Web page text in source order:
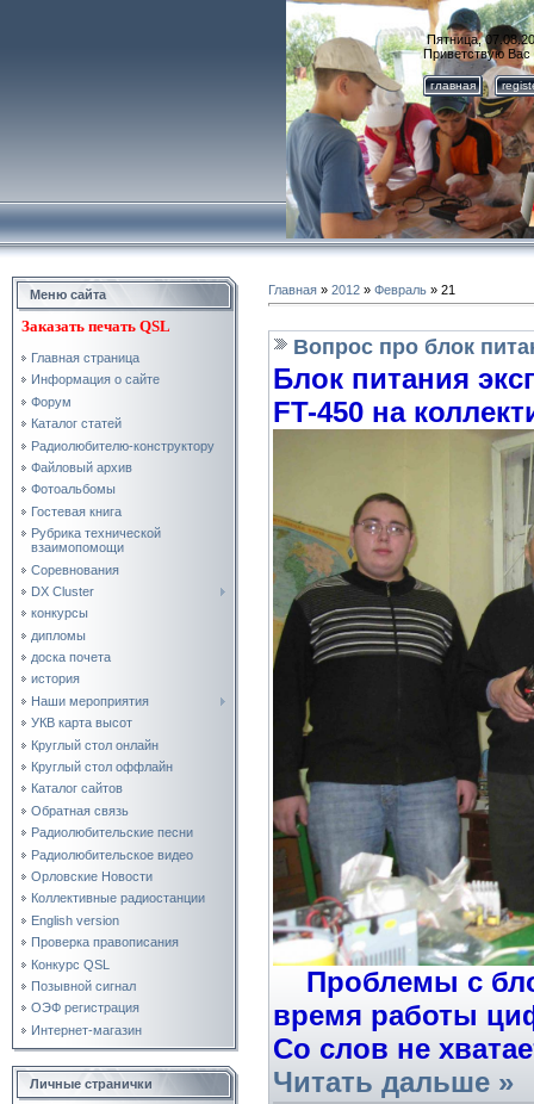
Пятница,
Приветствую Вас
главная
Меню сайта
Заказать печать QSL
Главная страница
Информация о сайте
Форум
Каталог статей
Радиолюбителю-конструктору
Файловый архив
Фотоальбомы
Гостевая книга
Рубрика технической
взаимопомощи
Соревнования
DX Cluster
конкурсы
дипломы
доска почета
история
Наши мероприятия
УКВ карта высот
Круглый стол онлайн
Круглый стол оффлайн
Каталог сайтов
Обратная связь
Радиолюбительские песни
Радиолюбительское видео
Орловские Новости
Коллективные радиостанции
English version
Проверка правописания
Конкурс QSL
Позывной сигнал
ОЭФ регистрация
Интернет-магазин
Личные странички
Главная » 2012 » Февраль » 21
Вопрос про блок
Блок питания
FT-450 на
Проблемы с
время работы
Со слов не
Читать дальше »